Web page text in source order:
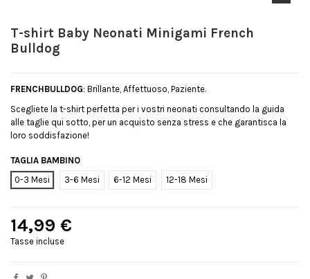
T-shirt Baby Neonati Minigami French
Bulldog
FRENCHBULLDOG: Brillante, Affettuoso, Paziente.
Scegliete la t-shirt perfetta per i vostri neonati consultando la guida
alle taglie qui sotto, per un acquisto senza stress e che garantisca la
loro soddisfazione!
TAGLIA BAMBINO
0-3 Mesi
3-6 Mesi 6-12 Mesi 12-18 Mesi
14,99 €
Tasse incluse